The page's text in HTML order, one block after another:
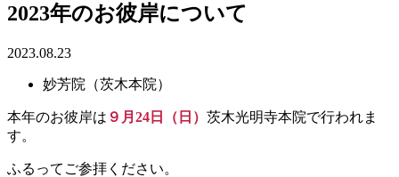
2023年のお彼岸について
2023.08.23
妙芳院（茨木本院）
本年のお彼岸は ９月24日（日） 茨木光明寺本院で行われま
す。
ふるってご参拝ください。